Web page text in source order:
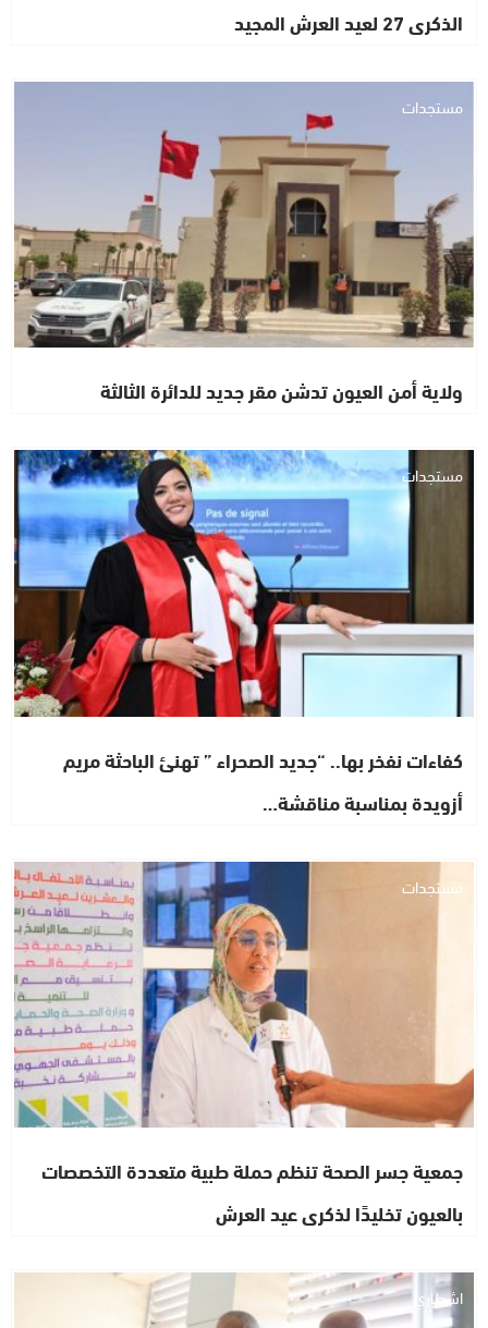
الذكرى 27 لعيد العرش المجيد
مستجدات
ولاية أمن العيون تدشن مقر جديد للدائرة الثالثة
مستجدات
كفاءات نفخر بها.. “جديد الصحراء ” تهنئ الباحثة مريم
أزويدة بمناسبة مناقشة…
مستجدات
جمعية جسر الصحة تنظم حملة طبية متعددة التخصصات
بالعيون تخليدًا لذكرى عيد العرش
اشطاري